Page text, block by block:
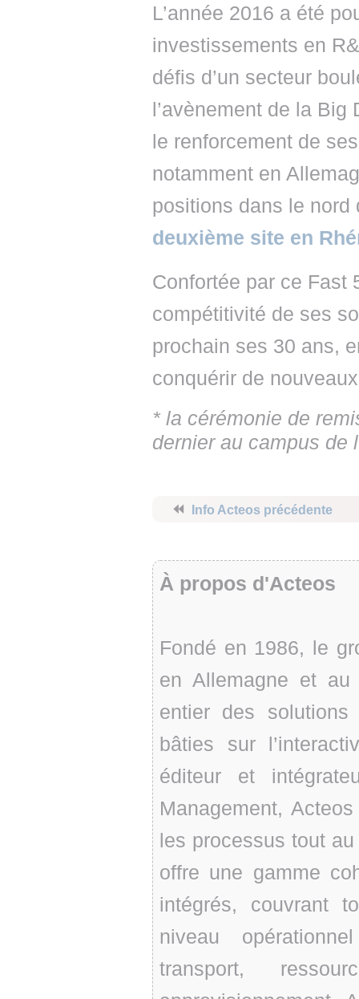
L’année 2016 a été
investissements en
défis d’un secteur
l’avènement de la
le renforcement de
notamment en
positions dans le nord
deuxième site en
Confortée par ce Fast
compétitivité de ses
prochain ses 30 ans,
conquérir de
* la cérémonie de
dernier au campus de
⏪ Info Acteos précédente
À propos d'Acteos
Fondé en 1986, le
en Allemagne et
entier des solutions
bâties sur
éditeur et
Management,
les processus tout
offre une gamme
intégrés, couvrant
niveau
transport,